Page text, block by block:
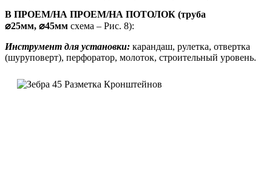
В ПРОЕМ/НА ПРОЕМ/НА ПОТОЛОК (труба
⌀25мм, ⌀45мм схема – Рис. 8):
Инструмент для установки: карандаш, рулетка, отвертка
(шуруповерт), перфоратор, молоток, строительный уровень.